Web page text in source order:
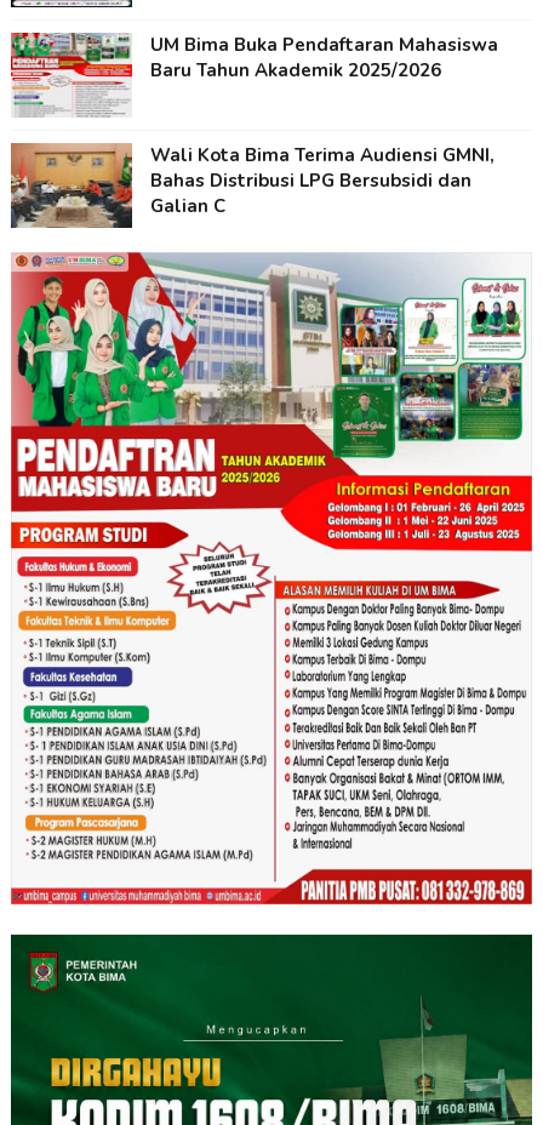
UM Bima Buka Pendaftaran Mahasiswa
Baru Tahun Akademik 2025/2026
Wali Kota Bima Terima Audiensi GMNI,
Bahas Distribusi LPG Bersubsidi dan
Galian C